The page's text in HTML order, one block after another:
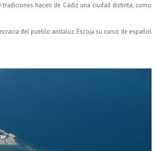
hacen de Cádiz una ciudad distinta, como
del pueblo andaluz. Escoja su curso de español